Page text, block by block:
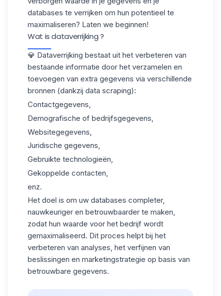
databases te verrijken om hun potentieel te
maximaliseren? Laten we beginnen!
Wat is dataverrijking​ ?
💎 Dataverrijking bestaat uit het verbeteren van
bestaande informatie door het verzamelen en
toevoegen van extra gegevens via verschillende
bronnen (dankzij data scraping):
Contactgegevens,
Demografische of bedrijfsgegevens,
Websitegegevens,
Juridische gegevens,
Gebruikte technologieën,
Gekoppelde contacten,
enz.
Het doel is om uw databases completer,
nauwkeuriger en betrouwbaarder te maken,
zodat hun waarde voor het bedrijf wordt
gemaximaliseerd. Dit proces helpt bij het
verbeteren van analyses, het verfijnen van
beslissingen en marketingstrategie op basis van
betrouwbare gegevens.